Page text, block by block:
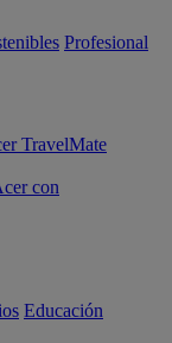
Profesional
TravelMate
con
Educación